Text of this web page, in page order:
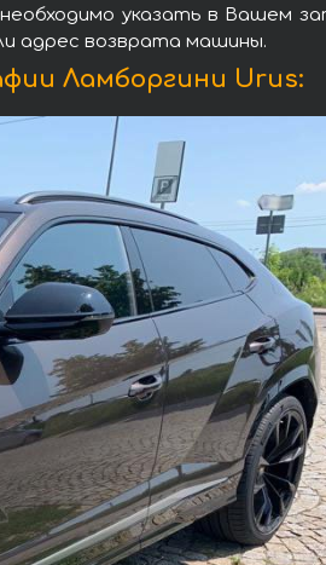
указать в Вашем
адрес возврата машины.
Ламборгини Urus: